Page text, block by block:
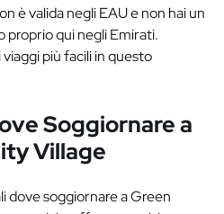
è valida negli EAU e non hai un
proprio qui negli Emirati.
più facili in questo
Soggiornare a
Village
dove soggiornare a Green